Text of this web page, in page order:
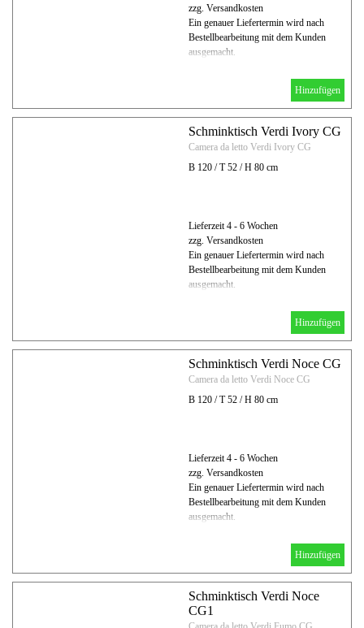
zzg. Versandkosten
Ein genauer Liefertermin wird nach
Bestellbearbeitung mit dem Kunden
ausgemacht.
Hinzufügen
Schminktisch Verdi Ivory CG
Camera da letto Verdi Ivory CG
B 120 / T 52 / H 80 cm
Lieferzeit 4 - 6 Wochen
zzg. Versandkosten
Ein genauer Liefertermin wird nach
Bestellbearbeitung mit dem Kunden
ausgemacht.
Hinzufügen
Schminktisch Verdi Noce CG
Camera da letto Verdi Noce CG
B 120 / T 52 / H 80 cm
Lieferzeit 4 - 6 Wochen
zzg. Versandkosten
Ein genauer Liefertermin wird nach
Bestellbearbeitung mit dem Kunden
ausgemacht.
Hinzufügen
Schminktisch Verdi Noce
CG1